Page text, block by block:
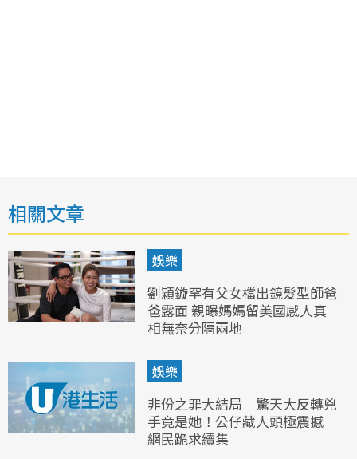
相關文章
娛樂
劉穎鏇罕有父女檔出鏡髮型師爸
爸露面 親曝媽媽留美國感人真
相無奈分隔兩地
娛樂
非份之罪大結局｜驚天大反轉兇
手竟是她！公仔藏人頭極震撼
網民跪求續集